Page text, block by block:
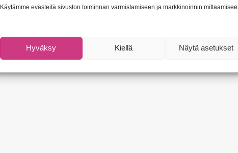
Käytämme evästeitä sivuston toiminnan varmistamiseen ja markkinoinnin
Hyväksy Kiellä Näytä asetukset